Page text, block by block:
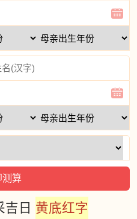
吉日 黄底红字